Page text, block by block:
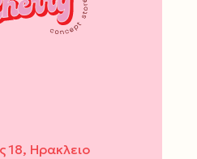
18, Ηρακλειο